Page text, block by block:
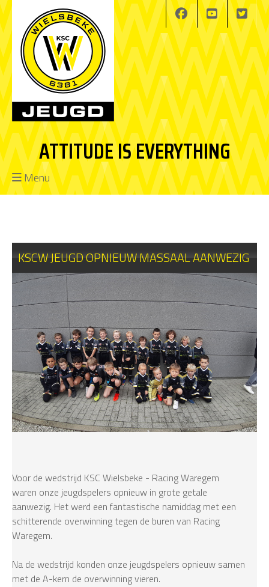
ATTITUDE IS EVERYTHING
Menu
KSCW JEUGD OPNIEUW MASSAAL AANWEZIG
Voor de wedstrijd KSC Wielsbeke - Racing Waregem
waren onze jeugdspelers opnieuw in grote getale
aanwezig. Het werd een fantastische namiddag met een
schitterende overwinning tegen de buren van Racing
Waregem.
Na de wedstrijd konden onze jeugdspelers opnieuw samen
met de A-kern de overwinning vieren.